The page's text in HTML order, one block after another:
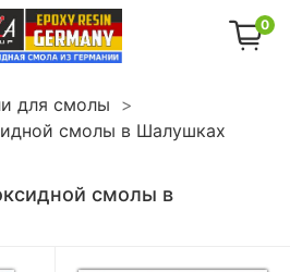
0
для смолы
смолы в Шалушках
смолы в